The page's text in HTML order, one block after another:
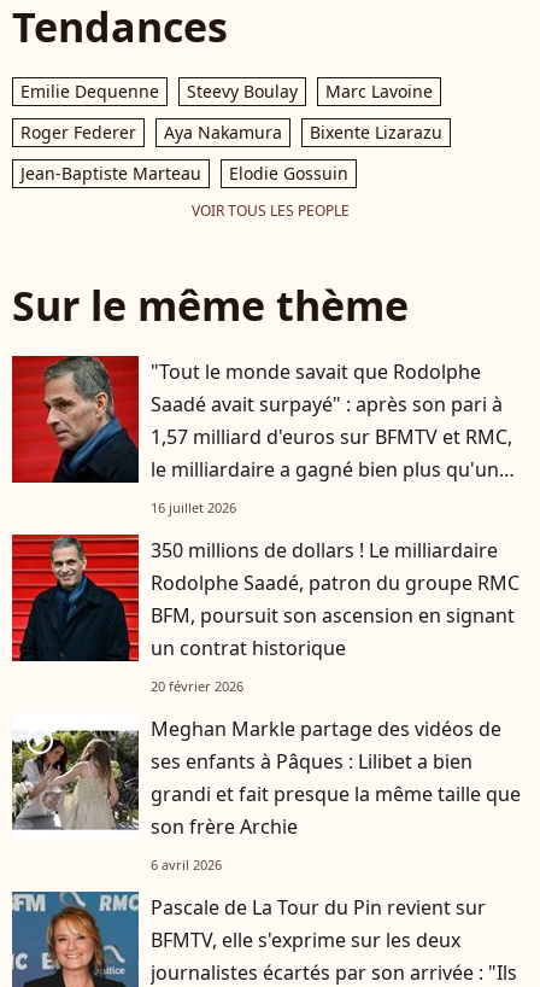
Tendances
Emilie Dequenne Steevy Boulay
Marc Lavoine
Roger Federer
Aya Nakamura
Bixente Lizarazu
Jean-Baptiste Marteau
Elodie Gossuin
VOIR TOUS LES PEOPLE
Sur le même thème
"Tout le monde savait que Rodolphe
Saadé avait surpayé" : après son pari à
1,57 milliard d'euros sur BFMTV et RMC,
le milliardaire a gagné bien plus qu'un
groupe média
16 juillet 2026
350 millions de dollars ! Le milliardaire
Rodolphe Saadé, patron du groupe RMC
BFM, poursuit son ascension en signant
un contrat historique
20 février 2026
player2
Meghan Markle partage des vidéos de
ses enfants à Pâques : Lilibet a bien
grandi et fait presque la même taille que
son frère Archie
6 avril 2026
Pascale de La Tour du Pin revient sur
BFMTV, elle s'exprime sur les deux
journalistes écartés par son arrivée : "Ils